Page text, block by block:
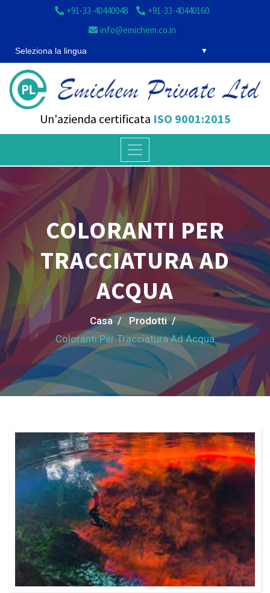
+91-33-40440048
+91-33-40440160
info@emichem.co.in
Seleziona la lingua
Un'azienda certificata ISO 9001:2015
COLORANTI PER
TRACCIATURA AD
ACQUA
Casa /
Prodotti /
Coloranti Per Tracciatura Ad Acqua